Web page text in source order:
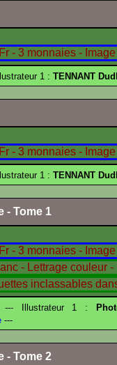
1 : TENNANT
1 : TENNANT
- Tome 1
--- Illustrateur 1 :
---
- Tome 2